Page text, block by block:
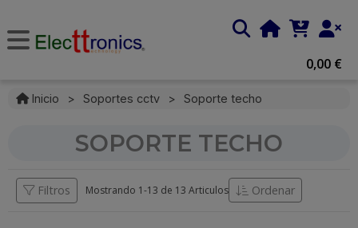
0,00 €
Inicio > Soportes cctv > Soporte techo
SOPORTE TECHO
Filtros Mostrando 1-13 de 13 Articulos Ordenar